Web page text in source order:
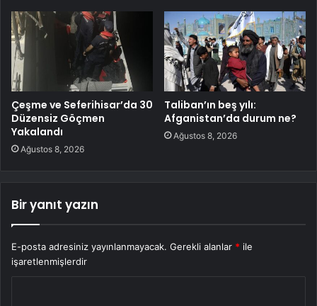
Çeşme ve Seferihisar’da 30
Düzensiz Göçmen
Yakalandı
Ağustos 8, 2026
Taliban’ın beş yılı:
Afganistan’da durum ne?
Ağustos 8, 2026
Bir yanıt yazın
E-posta adresiniz yayınlanmayacak. Gerekli alanlar * ile
işaretlenmişlerdir